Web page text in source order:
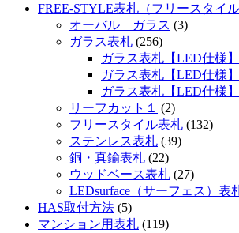
FREE-STYLE表札（フリースタイル
オーバル ガラス (3)
ガラス表札 (256)
ガラス表札【LED仕様
ガラス表札【LED仕様
ガラス表札【LED仕様
リーフカット１
(2)
フリースタイル表札 (132)
ステンレス表札 (39)
銅・真鍮表札 (22)
ウッドベース表札 (27)
LEDsurface（サーフェス）表
HAS取付方法 (5)
マンション用表札 (119)